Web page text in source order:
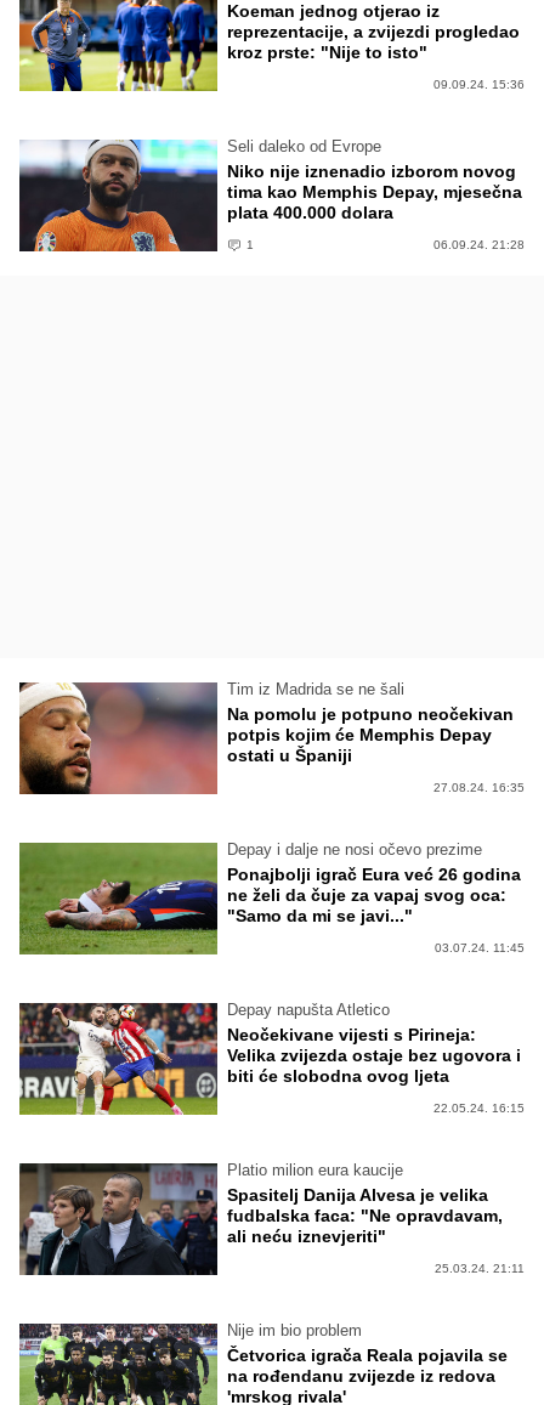
Koeman jednog otjerao iz
reprezentacije, a zvijezdi progledao
kroz prste: "Nije to isto"
09.09.24. 15:36
Seli daleko od Evrope
Niko nije iznenadio izborom novog
tima kao Memphis Depay, mjesečna
plata 400.000 dolara
1 06.09.24. 21:28
Tim iz Madrida se ne šali
Na pomolu je potpuno neočekivan
potpis kojim će Memphis Depay
ostati u Španiji
27.08.24. 16:35
Depay i dalje ne nosi očevo prezime
Ponajbolji igrač Eura već 26 godina
ne želi da čuje za vapaj svog oca:
"Samo da mi se javi..."
03.07.24. 11:45
Depay napušta Atletico
Neočekivane vijesti s Pirineja:
Velika zvijezda ostaje bez ugovora i
biti će slobodna ovog ljeta
22.05.24. 16:15
Platio milion eura kaucije
Spasitelj Danija Alvesa je velika
fudbalska faca: "Ne opravdavam,
ali neću iznevjeriti"
25.03.24. 21:11
Nije im bio problem
Četvorica igrača Reala pojavila se
na rođendanu zvijezde iz redova
'mrskog rivala'